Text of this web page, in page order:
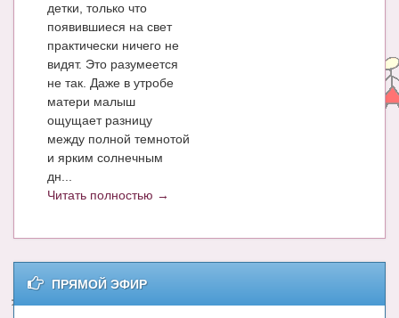
ЗДОРОВЬЕ
МОДА И КРАСОТА
КОНКУРСЫ
СООБЩЕСТВА
БЕРЕМЕННОСТЬ
Календарь беременности
Энциклопедия
детки, только что
появившиеся на свет
практически ничего не
видят. Это разумеется
не так. Даже в утробе
матери малыш
ощущает разницу
между полной темнотой
и ярким солнечным
дн...
Читать полностью →
ПРЯМОЙ ЭФИР